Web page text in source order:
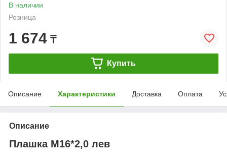
В наличии
Розница
1 674 ₸
Купить
Описание Характеристики Доставка Оплата
Описание
Плашка М16*2,0 лев